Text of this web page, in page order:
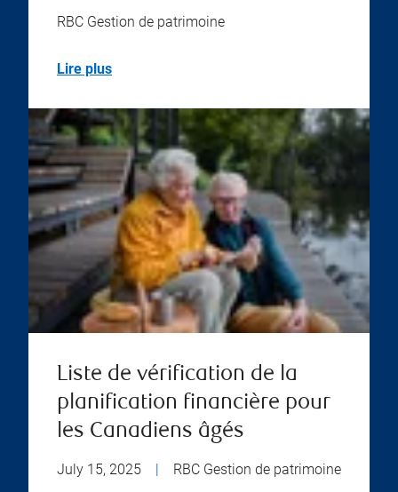
RBC Gestion de patrimoine
Lire plus
Liste de vérification de la
planification financière pour
les Canadiens âgés
July 15, 2025 | RBC Gestion de patrimoine